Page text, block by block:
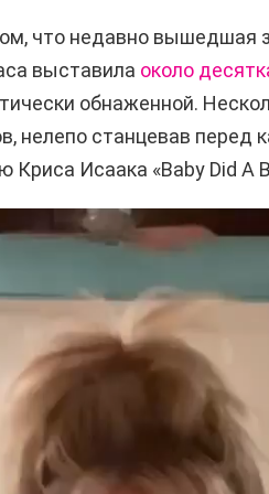
что недавно вышедшая
выставила около
обнаженной.
нелепо станцевав перед
Криса Исаака «Baby Did A